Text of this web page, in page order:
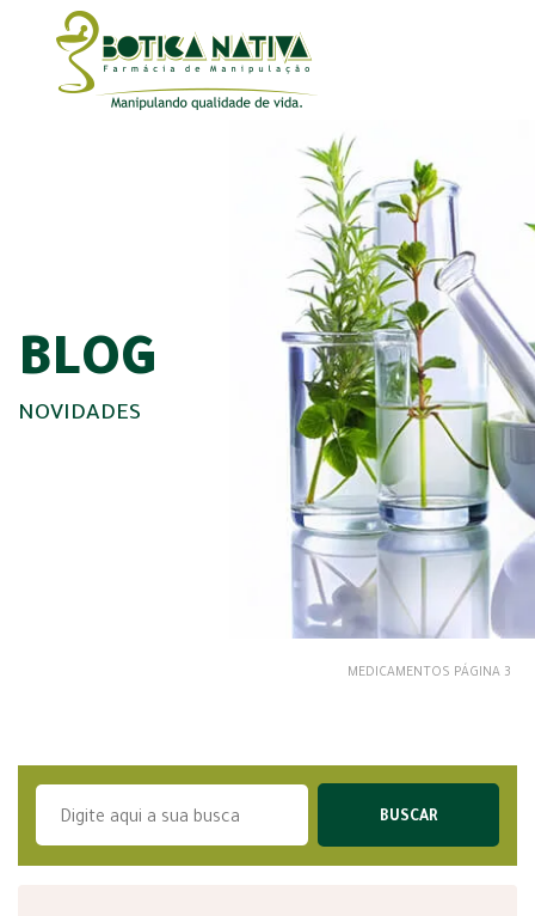
BLOG
NOVIDADES
MEDICAMENTOS PÁGINA 3